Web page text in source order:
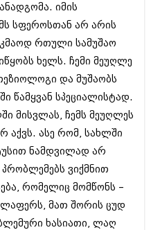
იმის
სფეროსთან არ არის
რთული სამუშაო
ხელს. ჩემი მეუღლე
და მუშაობს
წამყვან სპეციალისტად.
მისვლას, ჩემს მეუღლეს
აქვს. ასე რომ, სახლში
ნამდვილად არ
ვიქმნით
რომელიც მომწონს –
მათ შორის ცუდ
ხასიათი, ლაღ